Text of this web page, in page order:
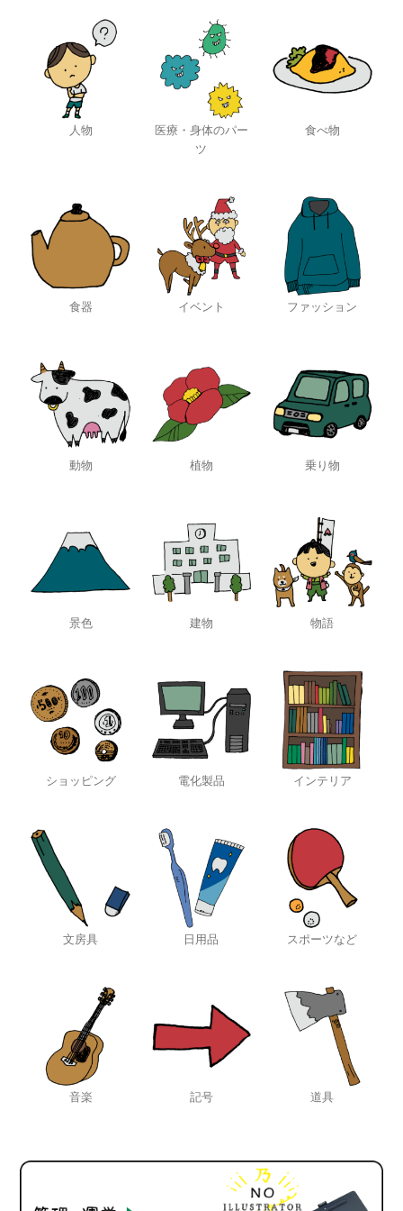
人物
医療・身体のパー
ツ
食べ物
食器 イベント ファッション
動物 植物 乗り物
景色 建物 物語
ショッピング 電化製品 インテリア
文房具 日用品 スポーツなど
音楽 記号 道具